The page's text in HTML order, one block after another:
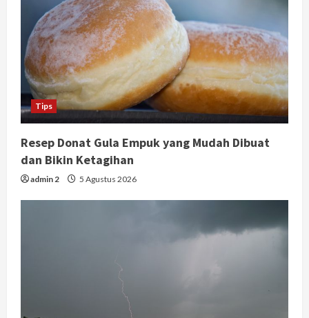
Tips
Resep Donat Gula Empuk yang Mudah Dibuat
dan Bikin Ketagihan
admin 2 5 Agustus 2026